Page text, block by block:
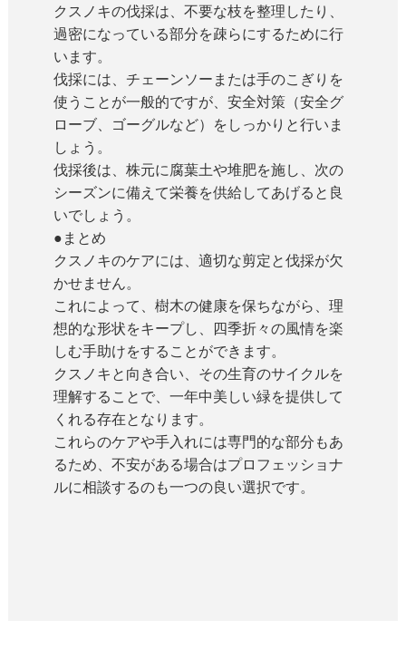
クスノキの伐採は、不要な枝を整理したり、
過密になっている部分を疎らにするために行
います。
伐採には、チェーンソーまたは手のこぎりを
使うことが一般的ですが、安全対策（安全グ
ローブ、ゴーグルなど）をしっかりと行いま
しょう。
伐採後は、株元に腐葉土や堆肥を施し、次の
シーズンに備えて栄養を供給してあげると良
いでしょう。
●まとめ
クスノキのケアには、適切な剪定と伐採が欠
かせません。
これによって、樹木の健康を保ちながら、理
想的な形状をキープし、四季折々の風情を楽
しむ手助けをすることができます。
クスノキと向き合い、その生育のサイクルを
理解することで、一年中美しい緑を提供して
くれる存在となります。
これらのケアや手入れには専門的な部分もあ
るため、不安がある場合はプロフェッショナ
ルに相談するのも一つの良い選択です。